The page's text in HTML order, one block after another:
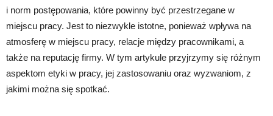
i norm postępowania, które powinny być przestrzegane w
miejscu pracy. Jest to niezwykle istotne, ponieważ wpływa na
atmosferę w miejscu pracy, relacje między pracownikami, a
także na reputację firmy. W tym artykule przyjrzymy się różnym
aspektom etyki w pracy, jej zastosowaniu oraz wyzwaniom, z
jakimi można się spotkać.